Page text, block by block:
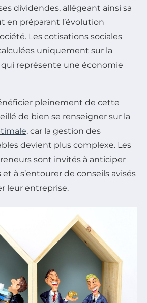
dividendes, allégeant ainsi sa
en préparant l’évolution
Les cotisations sociales
uniquement sur la
représente une économie
pleinement de cette
de bien se renseigner sur la
, car la gestion des
devient plus complexe. Les
sont invités à anticiper
à s’entourer de conseils avisés
leur entreprise.